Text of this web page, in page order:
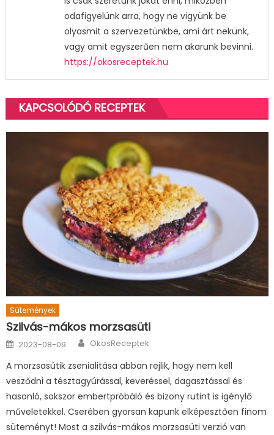
odafigyelünk arra, hogy ne vigyünk be
olyasmit a szervezetünkbe, ami árt nekünk,
vagy amit egyszerűen nem akarunk bevinni.
https://okosreceptek.hu
KAPCSOLÓDÓ RECEPTEK
Sütemények
Szilvás-mákos morzsasüti
Posted
on
2023-08-09 Author
OkosReceptek
A morzsasütik zsenialitása abban rejlik, hogy nem kell
vesződni a tésztagyúrással, keveréssel, dagasztással és
hasonló, sokszor embertpróbáló és bizony rutint is igénylő
műveletekkel. Cserében gyorsan kapunk elképesztően finom
süteményt! Most a szilvás-mákos morzsasüti verzió van